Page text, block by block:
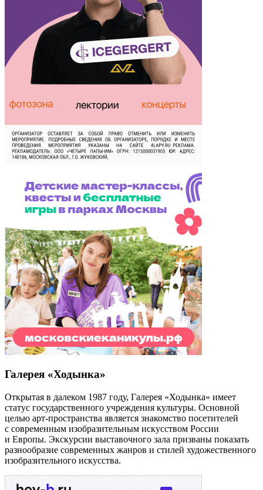
Галерея «Ходынка»
Открытая в далеком 1987 году, Галерея «Ходынка» имеет
статус государственного учреждения культуры. Основной
целью арт-пространства является знакомство посетителей
с современным изобразительным искусством России
и Европы. Экскурсии выставочного зала призваны показать
разнообразие современных жанров и стилей художественного
изобразительного искусства.